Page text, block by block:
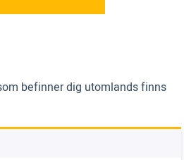
befinner dig utomlands finns